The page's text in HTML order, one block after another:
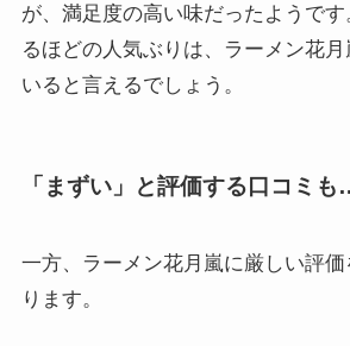
が、満足度の高い味だったようで
るほどの人気ぶりは、ラーメン花
いると言えるでしょう。
「まずい」と評価する口コミ
一方、ラーメン花月嵐に厳しい評
ります。